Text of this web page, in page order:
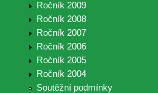
Ročník 2009
Ročník 2008
Ročník 2007
Ročník 2006
Ročník 2005
Ročník 2004
Soutěžní podmínky